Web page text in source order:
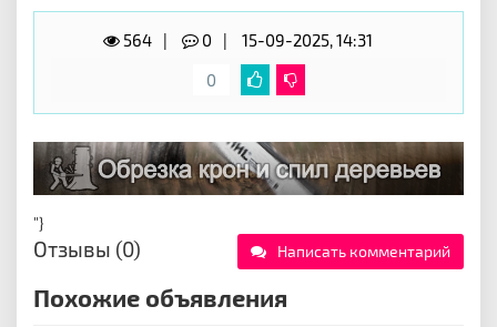
564 0
15-09-2025, 14:31
0
"}
Отзывы (0) Написать комментарий
Похожие объявления